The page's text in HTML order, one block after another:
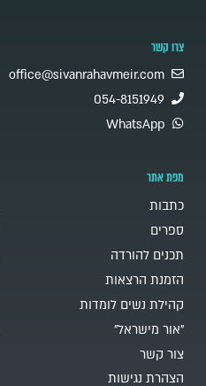
צרו קשר
office@sivanrahavmeir.com
054-8151949
WhatsApp
מפת אתר
כתבות
ספרים
תכנים להורדה
הזמנת הרצאות
קהילת נשים לומדות
"אור מישראל"
צור קשר
הצהרת נגישות